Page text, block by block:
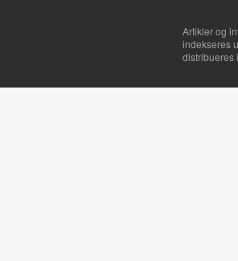
Artikler og
indekseres
distribueres